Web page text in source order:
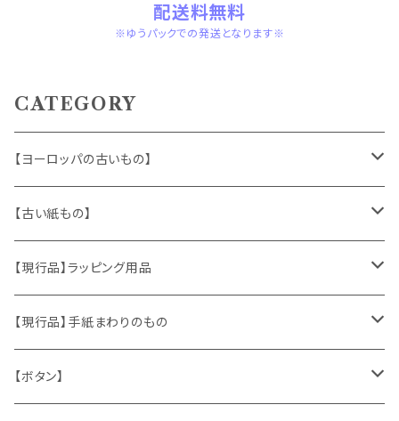
配送料無料
※ゆうパックでの発送となります※
CATEGORY
【ヨーロッパの古いもの】
ヴィンテージアクセサリー
おもちゃ、ぬいぐるみ
くま、テディベア
うさぎ
ヴィンテージファブリック
ハンドメイド製品
【古い紙もの】
切手、FDC
ポストカード、カレンダー
マッチラベル、食品ラベル
【現行品】ラッピング用品
伝票、タグ、シール
袋、ラッピングペーパー
【現行品】手紙まわりのもの
封筒、ポストカード
【ボタン】